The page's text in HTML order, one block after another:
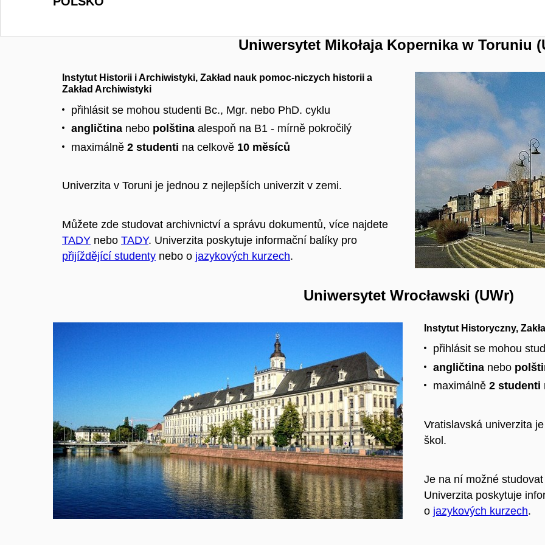
Uniwersytet Mikołaja Kopernika w Toruniu
Instytut Historii i Archiwistyki, Zakład nauk pomoc-niczych historii a
Zakład Archiwistyki
přihlásit se mohou studenti Bc., Mgr. nebo PhD. cyklu
angličtina nebo polština alespoň na B1 - mírně pokročilý
maximálně 2 studenti na celkově 10 měsíců
Univerzita v Toruni je jednou z nejlepších univerzit v zemi.
Můžete zde studovat archivnictví a správu dokumentů, více najdete
TADY nebo TADY. Univerzita poskytuje informační balíky pro
přijíždějící studenty nebo o jazykových kurzech.
Uniwersytet Wrocławski (UWr)
Instytut Historyczny,
přihlásit se mohou
angličtina nebo
maximálně 2 studenti
Vratislavská univerzita
škol.
Je na ní možné
Univerzita poskytuje
o jazykových kurzech.